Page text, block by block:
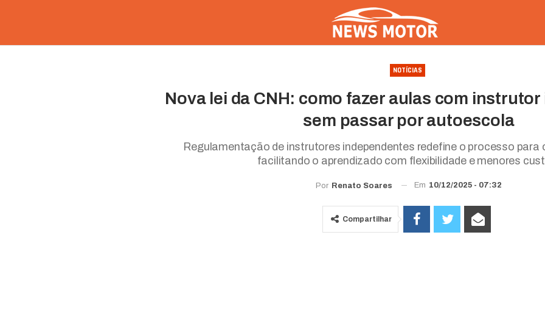
NOTÍCIAS
Nova lei da CNH: como fazer aulas com
sem passar por autoescola
Regulamentação de instrutores independentes redefine o processo para
facilitando o aprendizado com flexibilidade e menores
Por Renato Soares Em 10/12/2025 - 07:32
Compartilhar